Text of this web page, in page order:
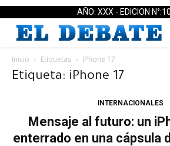
AÑO: XXX - EDICION
Inicio Etiquetas IPhone 17
Etiqueta: iPhone 17
INTERNACIONALES
Mensaje al futuro: un
enterrado en una cápsula